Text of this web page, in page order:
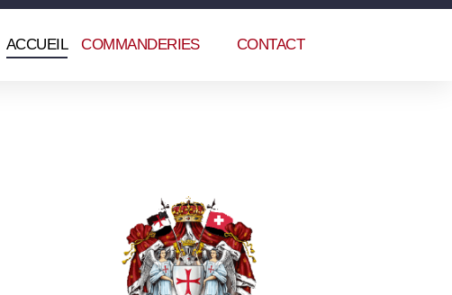
ACCUEIL COMMANDERIES CONTACT